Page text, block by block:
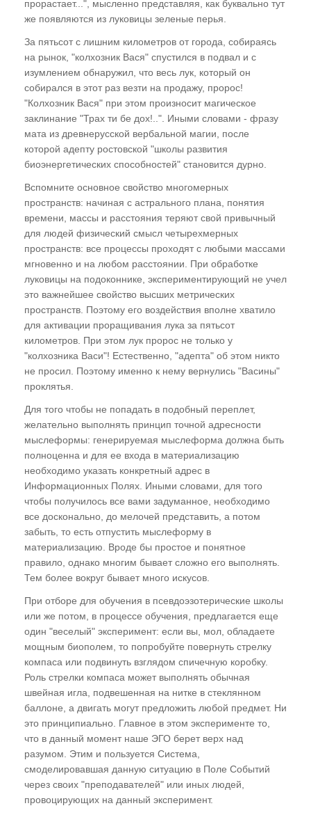
Для чего рождаются цивилизации? Где
скрывается антиматерия? "Спираль
Многомерности". Кто нас "вывернул
наизнанку"?
Многомерная иммунная система
Мироздания, или Почему нас не любят
"братья по разуму". Система Изъятия
Потенциала земной цивилизации и
ГЛАВА ТРЕТЬЯ
"Третий глаз", или Как видят ясновидящие
"Энергоинформационный каркас" человека.
Энергоинформационный поток и его
поляризация. Европейский и восточный
типы "энергетики". Энергоцентры и чакры.
"Восток - дело тонкое", или Почему
европейцу нельзя заниматься восточной
энергетикой
ноосферы. Почему Америка обречена?
"Как мужик двух генералов накормил", или
Российская изобретательность
Почему Россия попала в кабалу? Выстрел из
будущего, или Откуда прилетел двуглавый
орел
ГЛАВА ЧЕТВЁРТАЯ
Понятие "Поле Событий".
Время как субъективная реальность. Время
и многомерность
ГЛАВА ПЯТАЯ
Эзотерика и магия. Многомерная градация
Понятия "судьба" и "карма". Основной закон
Мироздания - "Неприкосновенность Воли"
Кто придумал гадания? Гадания и
спиритизм - всеобщая глупость
прорастает...", мысленно представляя, как буквально тут
же появляются из луковицы зеленые перья.
За пятьсот с лишним километров от города, собираясь
на рынок, "колхозник Вася" спустился в подвал и с
изумлением обнаружил, что весь лук, который он
собирался в этот раз везти на продажу, пророс!
"Колхозник Вася" при этом произносит магическое
заклинание "Трах ти бе дох!..". Иными словами - фразу
мата из древнерусской вербальной магии, после
которой адепту ростовской "школы развития
биоэнергетических способностей" становится дурно.
Вспомните основное свойство многомерных
пространств: начиная с астрального плана, понятия
времени, массы и расстояния теряют свой привычный
для людей физический смысл четырехмерных
пространств: все процессы проходят с любыми массами
мгновенно и на любом расстоянии. При обработке
луковицы на подоконнике, экспериментирующий не учел
это важнейшее свойство высших метрических
пространств. Поэтому его воздействия вполне хватило
для активации проращивания лука за пятьсот
километров. При этом лук пророс не только у
"колхозника Васи"! Естественно, "адепта" об этом никто
не просил. Поэтому именно к нему вернулись "Васины"
проклятья.
Для того чтобы не попадать в подобный переплет,
желательно выполнять принцип точной адресности
мыслеформы: генерируемая мыслеформа должна быть
полноценна и для ее входа в материализацию
необходимо указать конкретный адрес в
Информационных Полях. Иными словами, для того
чтобы получилось все вами задуманное, необходимо
все досконально, до мелочей представить, а потом
забыть, то есть отпустить мыслеформу в
материализацию. Вроде бы простое и понятное
правило, однако многим бывает сложно его выполнять.
Тем более вокруг бывает много искусов.
При отборе для обучения в псевдоэзотерические школы
или же потом, в процессе обучения, предлагается еще
один "веселый" эксперимент: если вы, мол, обладаете
мощным биополем, то попробуйте повернуть стрелку
компаса или подвинуть взглядом спичечную коробку.
Роль стрелки компаса может выполнять обычная
швейная игла, подвешенная на нитке в стеклянном
баллоне, а двигать могут предложить любой предмет. Ни
это принципиально. Главное в этом эксперименте то,
что в данный момент наше ЭГО берет верх над
разумом. Этим и пользуется Система,
смоделировавшая данную ситуацию в Поле Событий
через своих "преподавателей" или иных людей,
провоцирующих на данный эксперимент.